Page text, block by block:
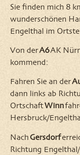
Sie finden mich 8
wunderschönen
Engelthal im
Von derA6AK
kommend:
Fahren Sie an der
dann links ab
OrtschaftWinn
Hersbruck/
NachGersdorf
Richtung